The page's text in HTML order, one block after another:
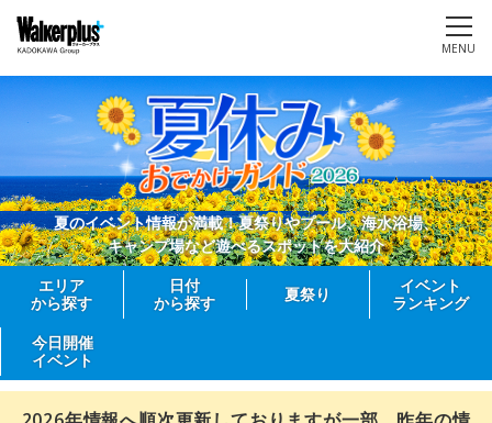
MENU
夏のイベント情報が満載！夏祭りやプール、海水浴場、
キャンプ場など遊べるスポットを大紹介
エリア
から探す
日付
から探す
夏祭り
イベント
ランキング
今日開催
イベント